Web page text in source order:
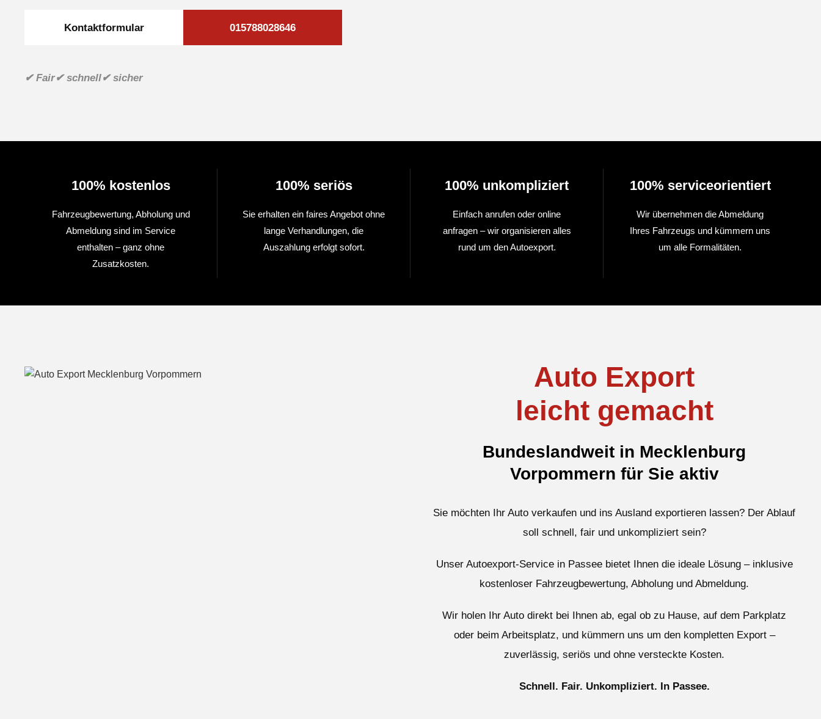
Kontaktformular 015788028646
✔ Fair✔ schnell✔ sicher
100% kostenlos
Fahrzeugbewertung, Abholung und
Abmeldung sind im Service
enthalten – ganz ohne
Zusatzkosten.
100% seriös
Sie erhalten ein faires Angebot ohne
lange Verhandlungen, die
Auszahlung erfolgt sofort.
100% unkompliziert
Einfach anrufen oder online
anfragen – wir organisieren alles
rund um den Autoexport.
100% serviceorientiert
Wir übernehmen die Abmeldung
Ihres Fahrzeugs und kümmern uns
um alle Formalitäten.
Auto Export
leicht gemacht
Bundeslandweit in Mecklenburg
Vorpommern für Sie aktiv
Sie möchten Ihr Auto verkaufen und ins Ausland exportieren lassen? Der Ablauf
soll schnell, fair und unkompliziert sein?
Unser Autoexport-Service in Passee bietet Ihnen die ideale Lösung – inklusive
kostenloser Fahrzeugbewertung, Abholung und Abmeldung.
Wir holen Ihr Auto direkt bei Ihnen ab, egal ob zu Hause, auf dem Parkplatz
oder beim Arbeitsplatz, und kümmern uns um den kompletten Export –
zuverlässig, seriös und ohne versteckte Kosten.
Schnell. Fair. Unkompliziert. In Passee.